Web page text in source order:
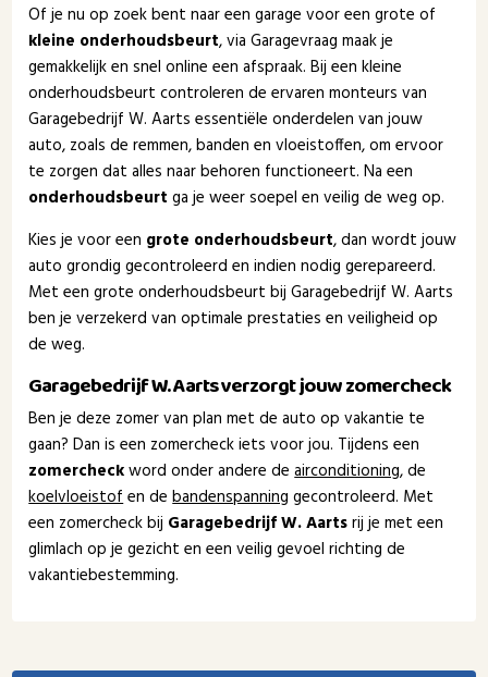
Of je nu op zoek bent naar een garage voor een grote of
kleine onderhoudsbeurt, via Garagevraag maak je
gemakkelijk en snel online een afspraak. Bij een kleine
onderhoudsbeurt controleren de ervaren monteurs van
Garagebedrijf W. Aarts essentiële onderdelen van jouw
auto, zoals de remmen, banden en vloeistoffen, om ervoor
te zorgen dat alles naar behoren functioneert. Na een
onderhoudsbeurt ga je weer soepel en veilig de weg op.
Kies je voor een grote onderhoudsbeurt, dan wordt jouw
auto grondig gecontroleerd en indien nodig gerepareerd.
Met een grote onderhoudsbeurt bij Garagebedrijf W. Aarts
ben je verzekerd van optimale prestaties en veiligheid op
de weg.
Garagebedrijf W. Aarts verzorgt jouw zomercheck
Ben je deze zomer van plan met de auto op vakantie te
gaan? Dan is een zomercheck iets voor jou. Tijdens een
zomercheckword onder andere deairconditioning, de
koelvloeistofen debandenspanning gecontroleerd. Met
een zomercheck bij Garagebedrijf W. Aartsrij je met een
glimlach op je gezicht en een veilig gevoel richting de
vakantiebestemming.